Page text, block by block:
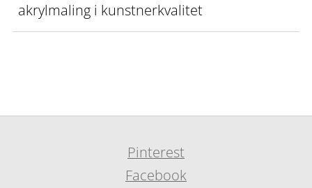
akrylmaling i kunstnerkvalitet
Pinterest
Facebook